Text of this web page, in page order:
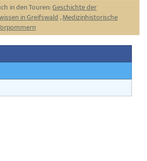
in den Touren:Geschichte der
in Greifswald ,Medizinhistorische